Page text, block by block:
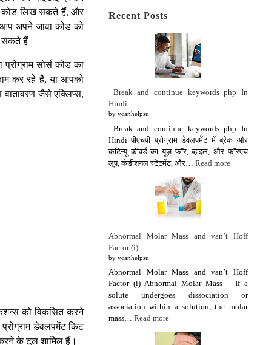
कोड लिख सकते हैं, और
आप अपने जावा कोड को
सकते हैं।
सोर्स कोड का
कर रहे हैं, या आपको
वातावरण जैसे एक्लिप्स,
को विकसित करने
डेवलपमेंट किट
के टूल शामिल हैं।
Recent Posts
Break and continue keywords php In
Hindi
by vcanhelpsu
Break and continue keywords php In
Hindi पीएचपी प्रोग्राम डेवलपमेंट में ब्रेक और
कंटिन्यू कीवर्ड का यूज़ फॉर, व्हाइल, और फॉरएच
लूप, कंडीशनल स्टेटमेंट, और… Read more
Abnormal Molar Mass and van’t Hoff
Factor (i)
by vcanhelpsu
Abnormal Molar Mass and van’t Hoff
Factor (i) Abnormal Molar Mass – If a
solute undergoes dissociation or
association within a solution, the molar
mass… Read more